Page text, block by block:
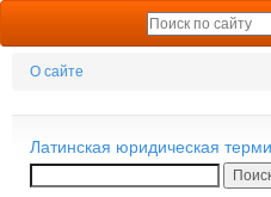
О сайте
Латинская юридическая